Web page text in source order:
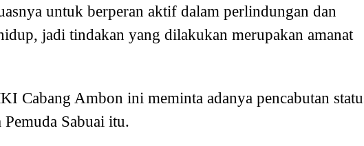
untuk berperan aktif dalam perlindungan dan
jadi tindakan yang dilakukan merupakan amanat
Cabang Ambon ini meminta adanya pencabutan
Sabuai itu.